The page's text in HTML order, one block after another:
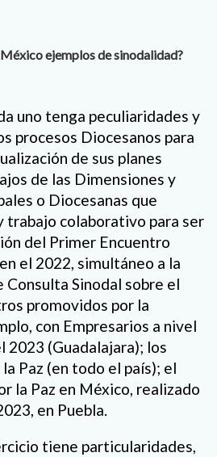
México ejemplos de sinodalidad?
uno tenga peculiaridades y
procesos Diocesanos para
de sus planes
de las Dimensiones y
o Diocesanas que
trabajo colaborativo para ser
del Primer Encuentro
el 2022, simultáneo a la
Consulta Sinodal sobre el
promovidos por la
con Empresarios a nivel
2023 (Guadalajara); los
Paz (en todo el país); el
la Paz en México, realizado
en Puebla.
tiene particularidades,